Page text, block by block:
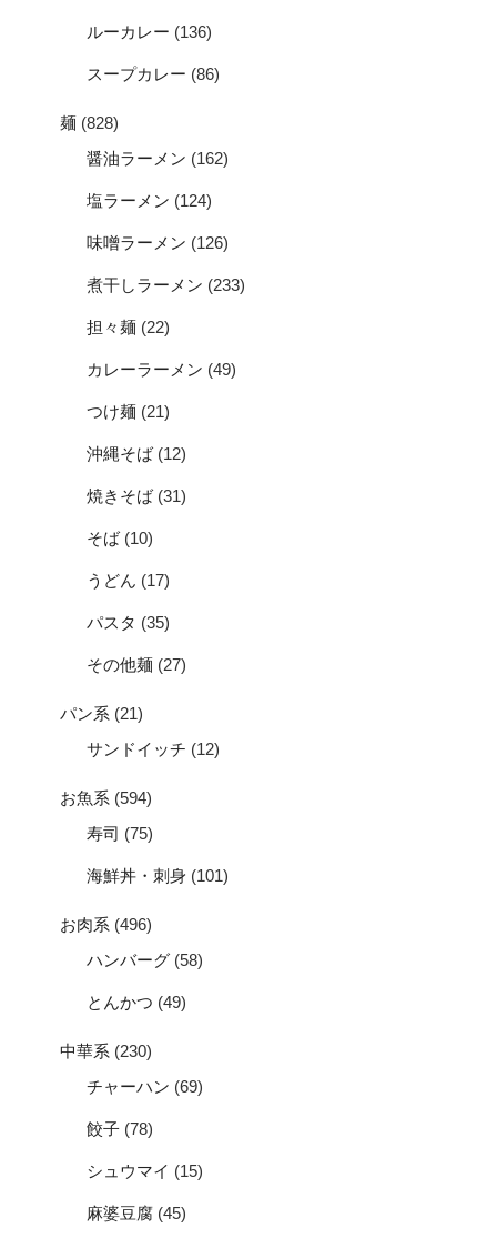
ルーカレー (136)
スープカレー (86)
麺 (828)
醤油ラーメン (162)
塩ラーメン (124)
味噌ラーメン (126)
煮干しラーメン (233)
担々麺 (22)
カレーラーメン (49)
つけ麺 (21)
沖縄そば(12)
焼きそば(31)
そば(10)
うどん (17)
パスタ (35)
その他麺 (27)
パン系 (21)
サンドイッチ (12)
お魚系 (594)
寿司 (75)
海鮮丼・刺身 (101)
お肉系 (496)
ハンバーグ (58)
とんかつ (49)
中華系 (230)
チャーハン (69)
餃子 (78)
シュウマイ (15)
麻婆豆腐 (45)